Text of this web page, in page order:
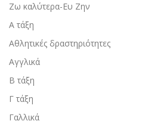
Ζω καλύτερα-Ευ Ζην
Α τάξη
Αθλητικές δραστηριότητες
Αγγλικά
Β τάξη
Γ τάξη
Γαλλικά